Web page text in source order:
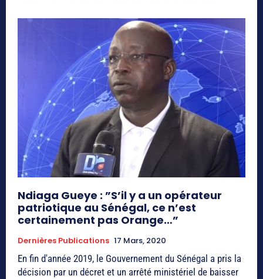
Ndiaga Gueye : ”S’il y a un opérateur
patriotique au Sénégal, ce n’est
certainement pas Orange…”
Dernières Publications 17 Mars, 2020
En fin d'année 2019, le Gouvernement du Sénégal a pris la
décision par un décret et un arrêté ministériel de baisser